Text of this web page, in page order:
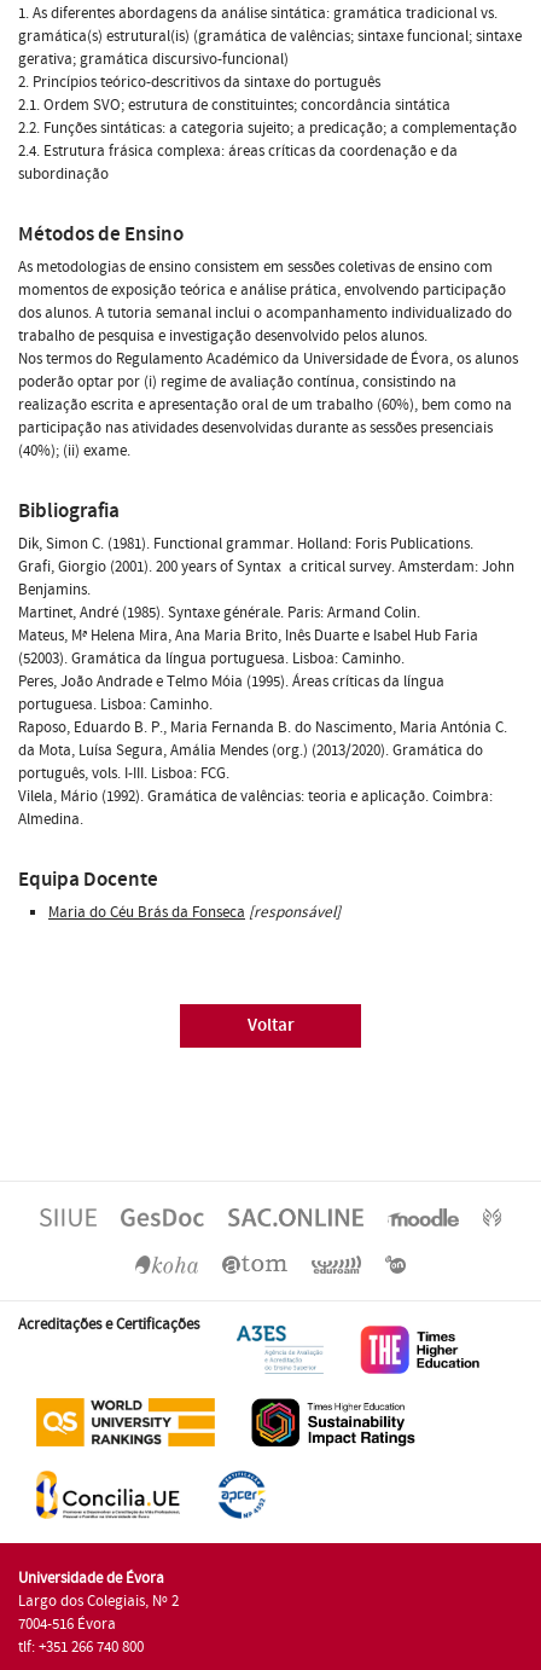
1. As diferentes abordagens da análise sintática: gramática tradicional vs.
gramática(s) estrutural(is) (gramática de valências; sintaxe funcional; sintaxe
gerativa; gramática discursivo-funcional)
2. Princípios teórico-descritivos da sintaxe do português
2.1. Ordem SVO; estrutura de constituintes; concordância sintática
2.2. Funções sintáticas: a categoria sujeito; a predicação; a complementação
2.4. Estrutura frásica complexa: áreas críticas da coordenação e da
subordinação
Métodos de Ensino
As metodologias de ensino consistem em sessões coletivas de ensino com
momentos de exposição teórica e análise prática, envolvendo participação
dos alunos. A tutoria semanal inclui o acompanhamento individualizado do
trabalho de pesquisa e investigação desenvolvido pelos alunos.
Nos termos do Regulamento Académico da Universidade de Évora, os alunos
poderão optar por (i) regime de avaliação contínua, consistindo na
realização escrita e apresentação oral de um trabalho (60%), bem como na
participação nas atividades desenvolvidas durante as sessões presenciais
(40%); (ii) exame.
Bibliografia
Dik, Simon C. (1981). Functional grammar. Holland: Foris Publications.
Grafi, Giorgio (2001). 200 years of Syntax  a critical survey. Amsterdam: John
Benjamins.
Martinet, André (1985). Syntaxe générale. Paris: Armand Colin.
Mateus, Mª Helena Mira, Ana Maria Brito, Inês Duarte e Isabel Hub Faria
(52003). Gramática da língua portuguesa. Lisboa: Caminho.
Peres, João Andrade e Telmo Móia (1995). Áreas críticas da língua
portuguesa. Lisboa: Caminho.
Raposo, Eduardo B. P., Maria Fernanda B. do Nascimento, Maria Antónia C.
da Mota, Luísa Segura, Amália Mendes (org.) (2013/2020). Gramática do
português, vols. I-III. Lisboa: FCG.
Vilela, Mário (1992). Gramática de valências: teoria e aplicação. Coimbra:
Almedina.
Equipa Docente
Maria do Céu Brás da Fonseca [responsável]
Voltar
Acreditações e Certificações
Universidade de Évora
Largo dos Colegiais, Nº 2
7004-516 Évora
tlf: +351 266 740 800